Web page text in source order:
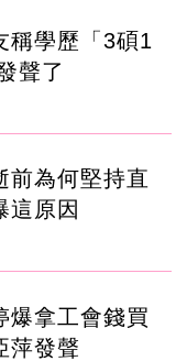
稱學歷「3碩1
聲了
前為何堅持直
這原因
爆拿工會錢買
發聲